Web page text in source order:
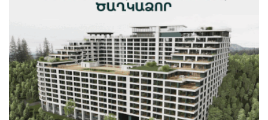
открылся по адресу ул. Шаумяна, 24/2 в Арарате
Никогда Нагорный Карабах не был в составе
независимого Азербайджана. Аршак Карапетян
10 дней назад
Бывший премьер-министр Словакии обратился к